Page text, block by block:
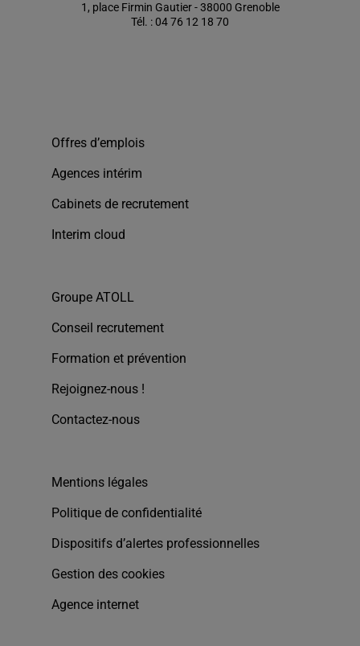
1, place Firmin Gautier - 38000 Grenoble
Tél. : 04 76 12 18 70
Offres d’emplois
Agences intérim
Cabinets de recrutement
Interim cloud
Groupe ATOLL
Conseil recrutement
Formation et prévention
Rejoignez-nous !
Contactez-nous
Mentions légales
Politique de confidentialité
Dispositifs d’alertes professionnelles
Gestion des cookies
Agence internet